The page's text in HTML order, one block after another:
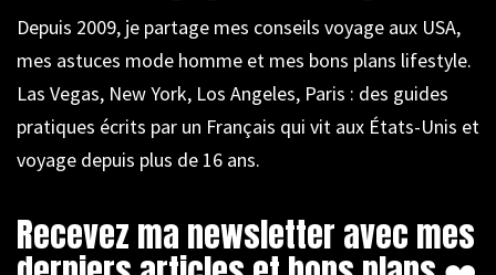
Depuis 2009, je partage mes conseils voyage aux USA,
mes astuces mode homme et mes bons plans lifestyle.
Las Vegas, New York, Los Angeles, Paris : des guides
pratiques écrits par un Français qui vit aux États-Unis et
voyage depuis plus de 16 ans.
Recevez ma newsletter avec mes